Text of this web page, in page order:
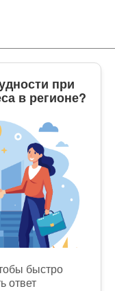
при
в регионе?
быстро
ответ